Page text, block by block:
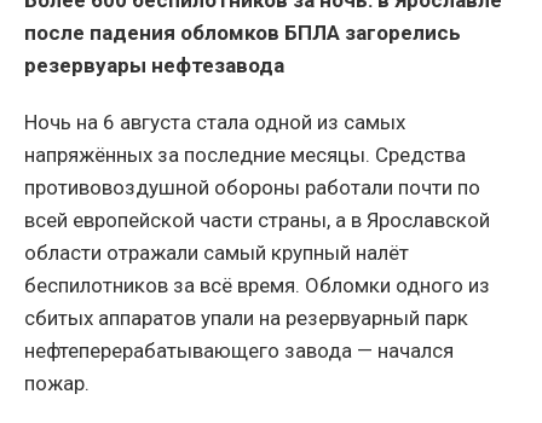
после падения обломков БПЛА загорелись
резервуары нефтезавода
Ночь на 6 августа стала одной из самых
напряжённых за последние месяцы. Средства
противовоздушной обороны работали почти по
всей европейской части страны, а в Ярославской
области отражали самый крупный налёт
беспилотников за всё время. Обломки одного из
сбитых аппаратов упали на резервуарный парк
нефтеперерабатывающего завода — начался
пожар.